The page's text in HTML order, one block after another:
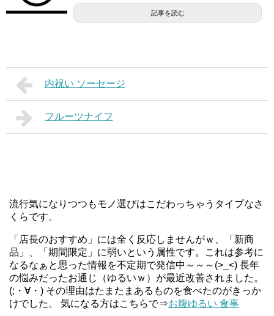
記事を読む
内祝い ソーセージ
フルーツナイフ
流行気になりつつもモノ選びはこだわっちゃうタイプなさ
くらです。
「店長のおすすめ」には全く反応しませんがｗ、「新商
品」、「期間限定」に弱いという属性です。これは参考に
なるなぁと思った情報を不定期で発信中～～～(>_<) 長年
の悩みだったお通じ（ゆるいｗ）が最近改善されました。
(;・∀・) その理由はたまたまあるものを食べたのがきっか
けでした。 気になる方はこちらで⇒お腹ゆるい 食事